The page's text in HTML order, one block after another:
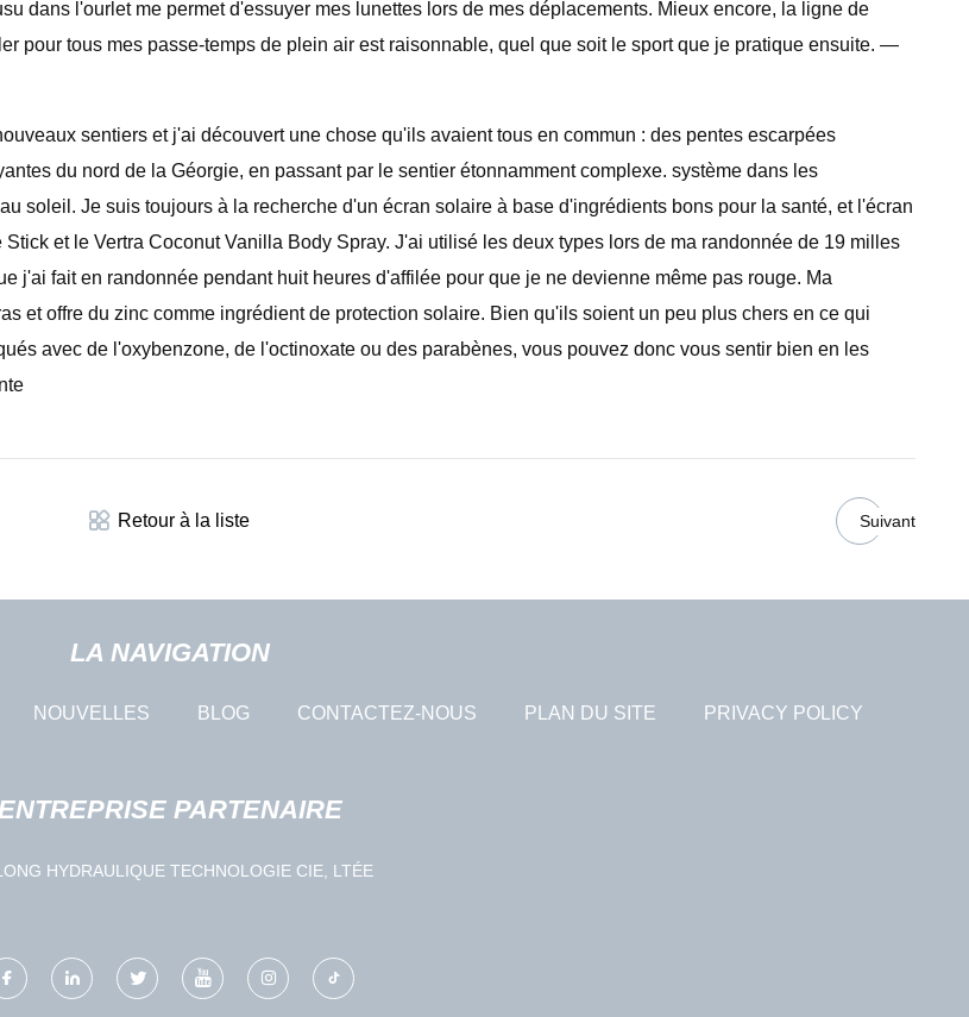
dans l'ourlet me permet d'essuyer mes lunettes lors de mes déplacements. Mieux encore, la ligne de
pour tous mes passe-temps de plein air est raisonnable, quel que soit le sport que je pratique ensuite. —
sentiers et j'ai découvert une chose qu'ils avaient tous en commun : des pentes escarpées
du nord de la Géorgie, en passant par le sentier étonnamment complexe. système dans les
soleil. Je suis toujours à la recherche d'un écran solaire à base d'ingrédients bons pour la santé, et l'écran
et le Vertra Coconut Vanilla Body Spray. J'ai utilisé les deux types lors de ma randonnée de 19 milles
j'ai fait en randonnée pendant huit heures d'affilée pour que je ne devienne même pas rouge. Ma
et offre du zinc comme ingrédient de protection solaire. Bien qu'ils soient un peu plus chers en ce qui
avec de l'oxybenzone, de l'octinoxate ou des parabènes, vous pouvez donc vous sentir bien en les
Retour à la liste Suivant
LA NAVIGATION
NOUVELLES BLOG CONTACTEZ-NOUS PLAN DU SITE PRIVACY POLICY
PARTENAIRE
HYDRAULIQUE TECHNOLOGIE CIE, LTÉE